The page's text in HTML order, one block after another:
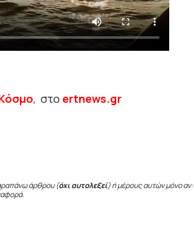
, στο ertnews.gr
άρθρου (όχι αυτολεξεί) ή μέρους αυτών μόνο αν: